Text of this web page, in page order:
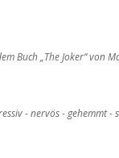
Buch„The Joker“ von
- nervös -gehemmt -